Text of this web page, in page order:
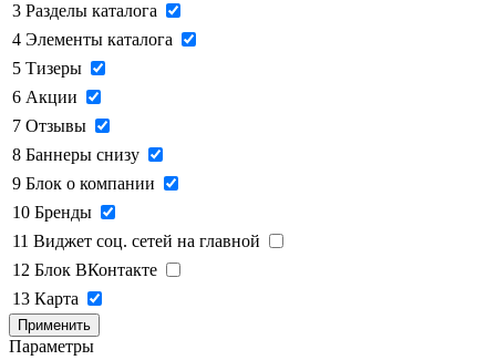
3 Разделы каталога
4 Элементы каталога
5 Тизеры
6 Акции
7 Отзывы
8 Баннеры снизу
9 Блок о компании
10 Бренды
11 Виджет соц. сетей на главной
12 Блок ВКонтакте
13 Карта
Применить
Параметры